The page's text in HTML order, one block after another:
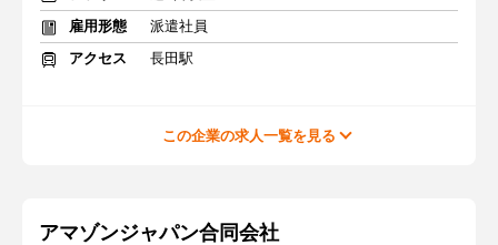
雇用形態
派遣社員
アクセス
長田駅
この企業の求人一覧を見る
アマゾンジャパン合同会社